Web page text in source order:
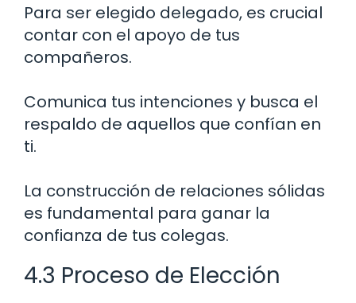
Para ser elegido delegado, es crucial
contar con el apoyo de tus
compañeros.
Comunica tus intenciones y busca el
respaldo de aquellos que confían en
ti.
La construcción de relaciones sólidas
es fundamental para ganar la
confianza de tus colegas.
4.3 Proceso de Elección